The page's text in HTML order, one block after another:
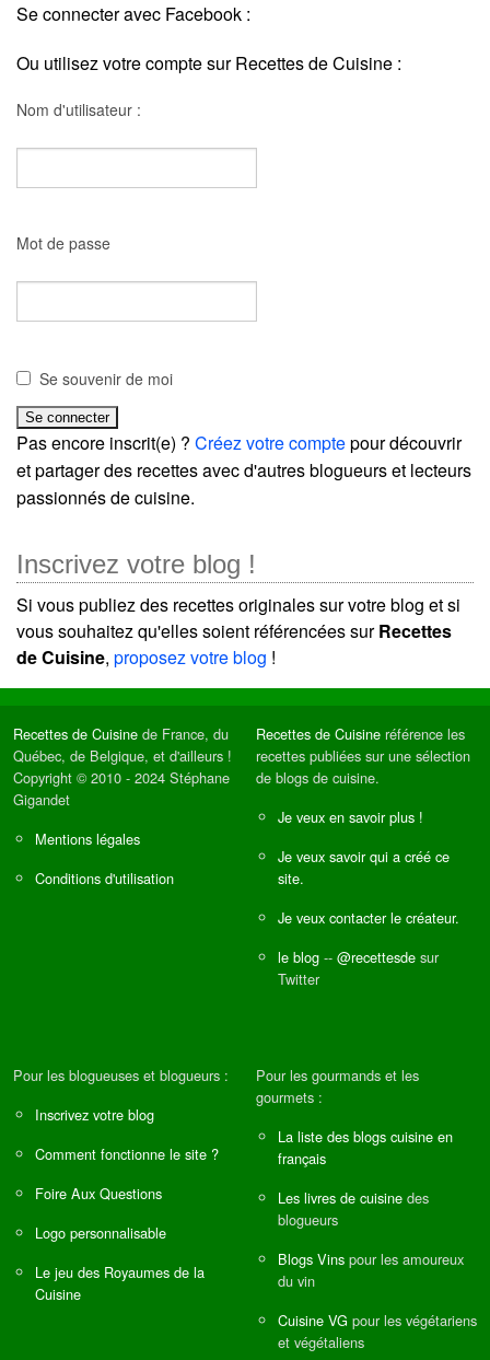
Se connecter avec Facebook :
Ou utilisez votre compte sur Recettes de Cuisine :
Nom d'utilisateur :
Mot de passe
Se souvenir de moi
Pas encore inscrit(e) ? Créez votre comptepour découvrir
et partager des recettes avec d'autres blogueurs et lecteurs
passionnés de cuisine.
Inscrivez votre blog !
Si vous publiez des recettes originales sur votre blog et si
vous souhaitez qu'elles soient référencées surRecettes
de Cuisine, proposez votre blog !
Recettes de Cuisine de France, du
Québec, de Belgique, et d'ailleurs !
Copyright © 2010 - 2024 Stéphane
Gigandet
Mentions légales
Conditions d'utilisation
Recettes de Cuisine référence les
recettes publiées sur une sélection
de blogs de cuisine.
Je veux en savoir plus !
Je veux savoir qui a créé ce
site.
Je veux contacter le créateur.
le blog -- @recettesde sur
Twitter
Pour les blogueuses et blogueurs :
Inscrivez votre blog
Comment fonctionne le site ?
Foire Aux Questions
Logo personnalisable
Le jeu des Royaumes de la
Cuisine
Pour les gourmands et les
gourmets :
La liste des blogs cuisine en
français
Les livres de cuisine des
blogueurs
Blogs Vins pour les amoureux
du vin
Cuisine VG pour les végétariens
et végétaliens